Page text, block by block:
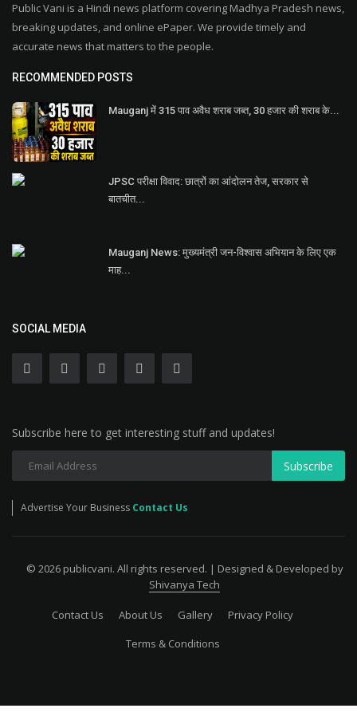
Public Vani is a Hindi news platform covering Madhya Pradesh news,
breaking updates, and online ePaper. We provide timely and
accurate news that matters to the people.
RECOMMENDED POSTS
Mauganj में 315 पाव अवैध शराब जब्त, 30 हजार की शराब के...
JPSC परीक्षा विवाद: छात्रों का आंदोलन तेज, सरकार से
बातचीत...
Mauganj News: मुख्यमंत्री जन-विश्वास अभियान के लिए एक
माह...
SOCIAL MEDIA
Subscribe here to get interesting stuff and updates!
Subscribe
Advertise Your Business Contact Us
© 2026 publicvani. All rights reserved. | Designed & Developed by
Shivanya Tech
Contact Us About Us Gallery
Privacy Policy
Terms & Conditions